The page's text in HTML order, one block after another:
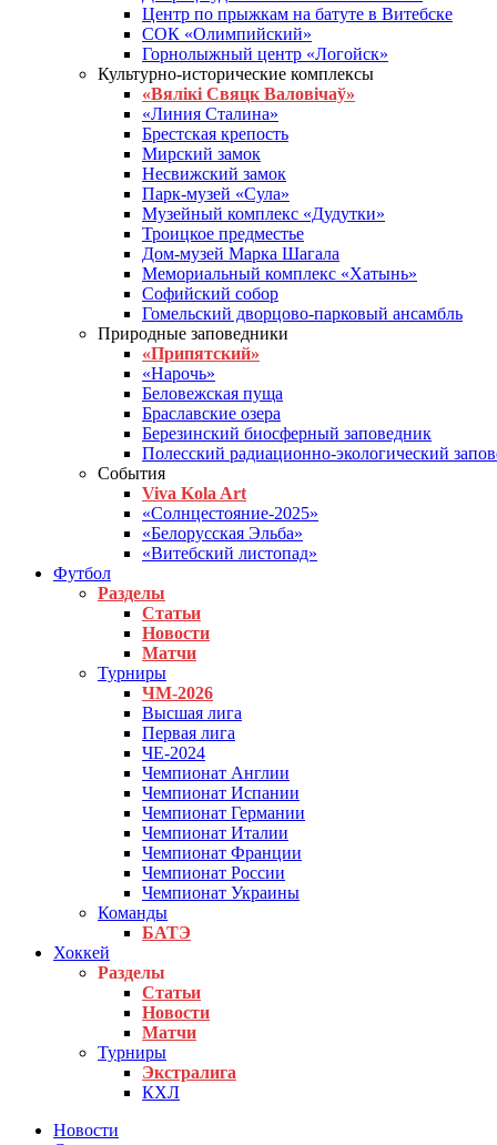
Центр по прыжкам на батуте в Витебске
СОК «Олимпийский»
Горнолыжный центр «Логойск»
Культурно-исторические комплексы
«Вялікі Свяцк Валовічаў»
«Линия Сталина»
Брестская крепость
Мирский замок
Несвижский замок
Парк-музей «Сула»
Музейный комплекс «Дудутки»
Троицкое предместье
Дом-музей Марка Шагала
Мемориальный комплекс «Хатынь»
Софийский собор
Гомельский дворцово-парковый ансамбль
Природные заповедники
«Припятский»
«Нарочь»
Беловежская пуща
Браславские озера
Березинский биосферный заповедник
Полесский радиационно-экологический
События
Viva Kola Art
«Солнцестояние-2025»
«Белорусская Эльба»
«Витебский листопад»
Футбол
Разделы
Статьи
Новости
Матчи
Турниры
ЧМ-2026
Высшая лига
Первая лига
ЧЕ-2024
Чемпионат Англии
Чемпионат Испании
Чемпионат Германии
Чемпионат Италии
Чемпионат Франции
Чемпионат России
Чемпионат Украины
Команды
БАТЭ
Хоккей
Разделы
Статьи
Новости
Матчи
Турниры
Экстралига
КХЛ
Новости